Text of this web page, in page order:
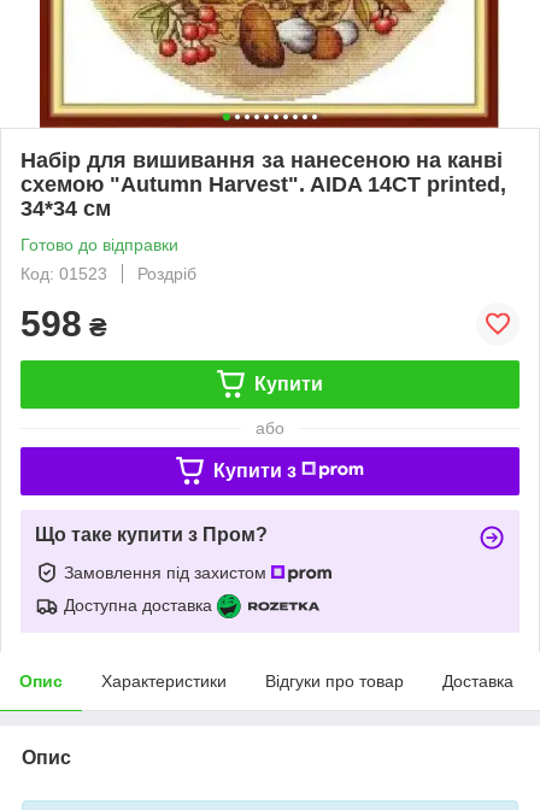
Набір для вишивання за нанесеною на канві
схемою "Autumn Harvest". AIDA 14CT printed,
34*34 см
Готово до відправки
Код: 01523
Роздріб
598 ₴
Купити
або
Купити з
Що таке купити з Пром?
Замовлення під захистом
Доступна доставка
Опис Характеристики Відгуки про товар Доставка
Опис